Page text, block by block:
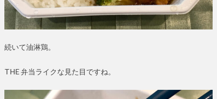
続いて油淋鶏。
THE 弁当ライクな見た目ですね。